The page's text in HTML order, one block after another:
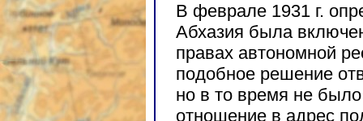
В феврале 1931 г.
Абхазия была
правах автономной
подобное решение
но в то время не
отношение в адрес